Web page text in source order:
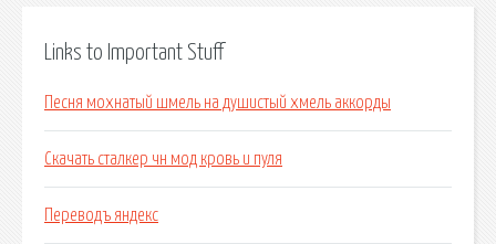
Links to Important Stuff
Песня мохнатый шмель на душистый хмель аккорды
Скачать сталкер чн мод кровь и пуля
Переводъ яндекс